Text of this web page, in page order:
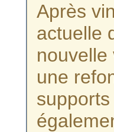
Après
actuelle
nouvelle
une